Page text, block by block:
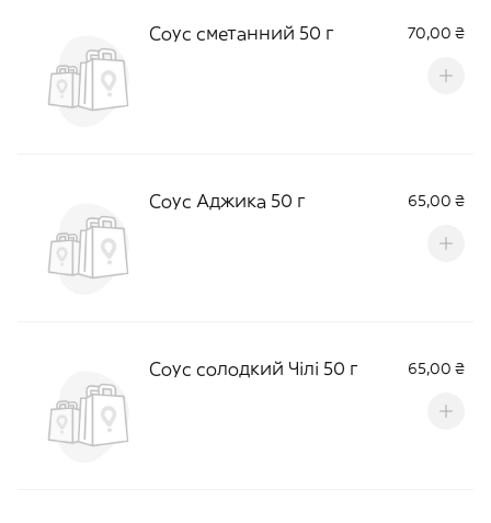
Соус сметанний 50 г 70,00 ₴
Соус Аджика 50 г 65,00 ₴
Соус солодкий Чілі 50 г 65,00 ₴